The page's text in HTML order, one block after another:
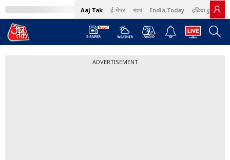
Aaj Tak ई-पेपर বাংলা India Today इंडिया टुडे हिंदी
ADVERTISEMENT